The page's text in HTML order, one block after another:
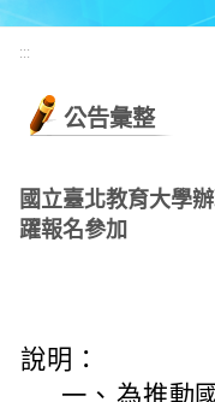
:::
公告彙整
國立臺北教育大學
躍報名參加
說明：
一、 為推動